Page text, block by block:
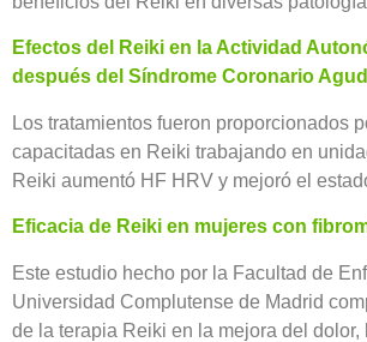
Efectos del Reiki en la Actividad
después del Síndrome Coronario
Los tratamientos fueron proporcionados
capacitadas en Reiki trabajando en
Reiki aumentó HF HRV y mejoró el
Eficacia de Reiki en mujeres con
Este estudio hecho por la Facultad de
Universidad Complutense de Madrid
de la terapia Reiki en la mejora del dolor,